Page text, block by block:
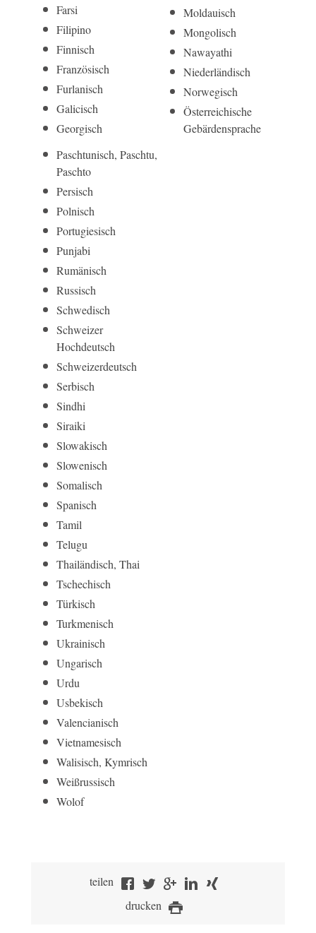
Farsi
Filipino
Finnisch
Französisch
Furlanisch
Galicisch
Georgisch
Moldauisch
Mongolisch
Nawayathi
Niederländisch
Norwegisch
Öster­reichi­sche
Gebärden­sprache
Paschtunisch, Paschtu,
Paschto
Persisch
Polnisch
Portugiesisch
Punjabi
Rumänisch
Russisch
Schwedisch
Schweizer
Hochdeutsch
Schweizerdeutsch
Serbisch
Sindhi
Siraiki
Slowakisch
Slowenisch
Somalisch
Spanisch
Tamil
Telugu
Thailändisch, Thai
Tschechisch
Türkisch
Turkmenisch
Ukrainisch
Ungarisch
Urdu
Usbekisch
Valencianisch
Vietnamesisch
Walisisch, Kymrisch
Weißrussisch
Wolof
teilen
drucken